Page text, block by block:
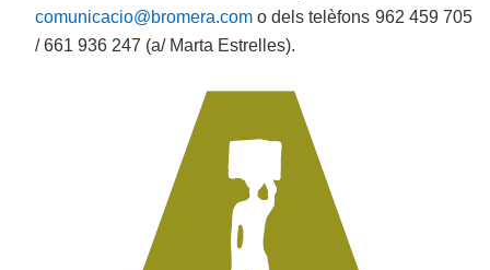
comunicacio@bromera.com o dels telèfons 962 459 705
/ 661 936 247 (a/ Marta Estrelles).